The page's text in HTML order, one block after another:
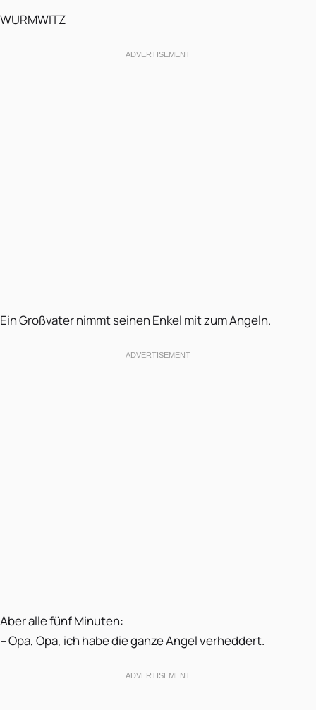
WURMWITZ
Ein Großvater nimmt seinen Enkel mit zum Angeln.
Aber alle fünf Minuten:
– Opa, Opa, ich habe die ganze Angel verheddert.